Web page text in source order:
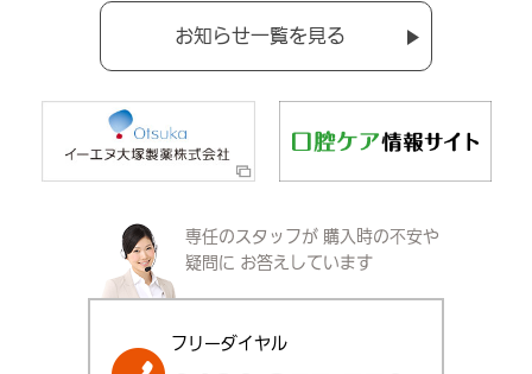
お知らせ一覧を見る
専任のスタッフが 購入時の不安や
疑問に お答えしています
フリーダイヤル